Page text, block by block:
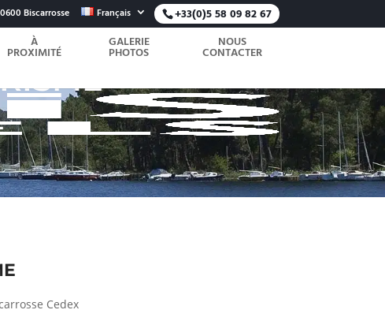
+33(0)5 58 09 82 67
Biscarrosse Français
À
PROXIMITÉ
GALERIE
PHOTOS
NOUS
CONTACTER
Cedex